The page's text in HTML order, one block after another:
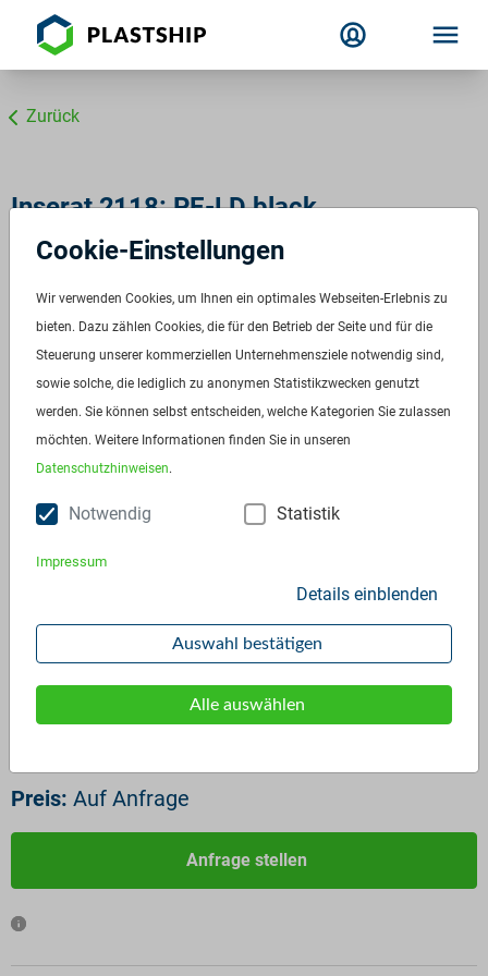
Zurück
Inserat 2118: PE-LD black
ID:2118
Verfügbar ab:Sofort
Frequenz:
Menge:Auf Anfrage
Preis: Auf Anfrage
Anfrage stellen
Cookie-Einstellungen
Wir verwenden Cookies, um Ihnen ein optimales Webseiten-Erlebnis zu
bieten. Dazu zählen Cookies, die für den Betrieb der Seite und für die
Steuerung unserer kommerziellen Unternehmensziele notwendig sind,
sowie solche, die lediglich zu anonymen Statistikzwecken genutzt
werden. Sie können selbst entscheiden, welche Kategorien Sie zulassen
möchten. Weitere Informationen finden Sie in unseren
Datenschutzhinweisen.
Notwendig Statistik
Impressum
Details einblenden
Auswahl bestätigen
Alle auswählen